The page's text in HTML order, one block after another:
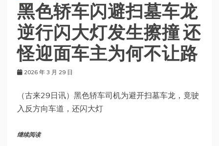
黑色轿车闪避扫墓车龙
逆行闪大灯发生擦撞 还
怪迎面车主为何不让路
2026 年 3 月 29 日
（古来29日讯）黑色轿车司机为避开扫墓车龙，竟驶
入反方向车道，还闪大灯
继续阅读